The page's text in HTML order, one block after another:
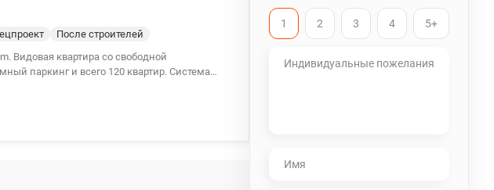
После строителей
паркинг и всего 120 квартир. Система
1 2 3 4 5+